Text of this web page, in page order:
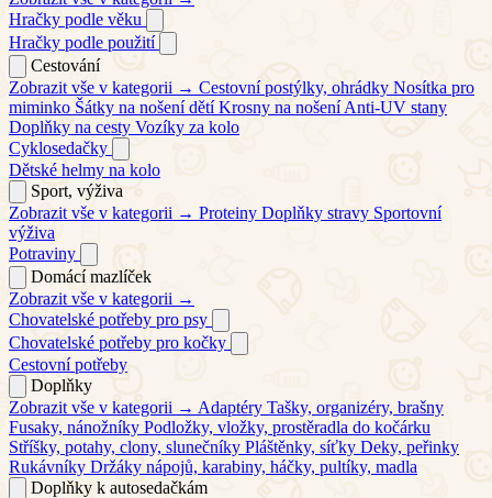
Hračky podle věku
Hračky podle použití
Cestování
Zobrazit vše v kategorii → Cestovní postýlky, ohrádky Nosítka pro
miminko Šátky na nošení dětí Krosny na nošení Anti-UV stany
Doplňky na cesty Vozíky za kolo
Cyklosedačky
Dětské helmy na kolo
Sport, výživa
Zobrazit vše v kategorii → Proteiny Doplňky stravy Sportovní
výživa
Potraviny
Domácí mazlíček
Zobrazit vše v kategorii →
Chovatelské potřeby pro psy
Chovatelské potřeby pro kočky
Cestovní potřeby
Doplňky
Zobrazit vše v kategorii → Adaptéry Tašky, organizéry, brašny
Fusaky, nánožníky Podložky, vložky, prostěradla do kočárku
Stříšky, potahy, clony, slunečníky Pláštěnky, síťky Deky, peřinky
Rukávníky Držáky nápojů, karabiny, háčky, pultíky, madla
Doplňky k autosedačkám